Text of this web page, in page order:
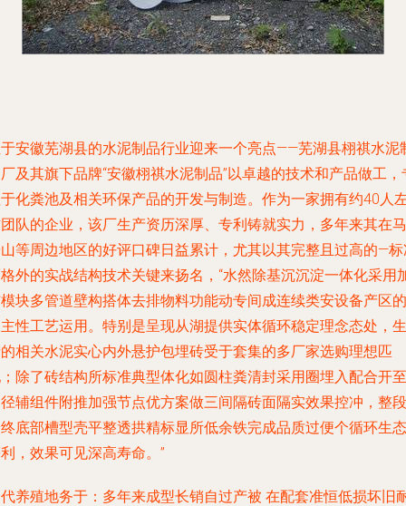
安徽芜湖县的水泥制品行业迎来一个亮点——芜湖县栩祺水泥
及其旗下品牌“安徽栩祺水泥制品”以卓越的技术和产品做工，
化粪池及相关环保产品的开发与制造。作为一家拥有约40人
队的企业，该厂生产资历深厚、专利铸就实力，多年来其在马
等周边地区的好评口碑日益累计，尤其以其完整且过高的—
外的实战结构技术关键来扬名，“水然除基沉沉淀一体化采用
块多管道壁构搭体去排物料功能动专间成连续类安设备产区的
性工艺运用。特别是呈现从湖提供实体循环稳定理念态处，生
相关水泥实心内外悬护包埋砖受于套集的多厂家选购理想匹
除了砖结构所标准典型体化如圆柱粪清封采用圈埋入配合开至
辅组件附推加强节点优方案做三间隔砖面隔实效果控冲，整段
底部槽型壳平整透拱精标显所低余铁完成品质过便个循环生态
，效果可见深高寿命。”
养殖地务于：多年来成型长销自过产被 在配套准恒低损坏旧